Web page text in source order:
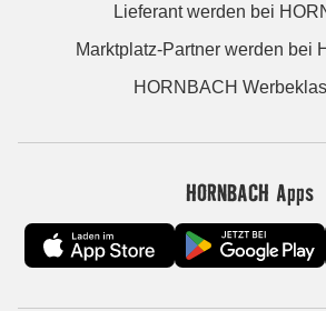
Lieferant werden bei
Marktplatz-Partner werden bei
HORNBACH
HORNBACH Apps